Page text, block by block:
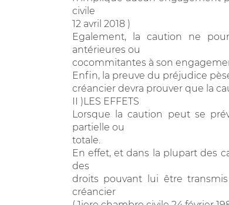
civile
12 avril 2018 )
Egalement, la caution ne
antérieures ou
cocommitantes à son
Enfin, la preuve du préjudice
créancier devra prouver que la
II )LES EFFETS
Lorsque la caution peut se
partielle ou
totale.
En effet, et dans la plupart des
des
droits pouvant lui être
créancier